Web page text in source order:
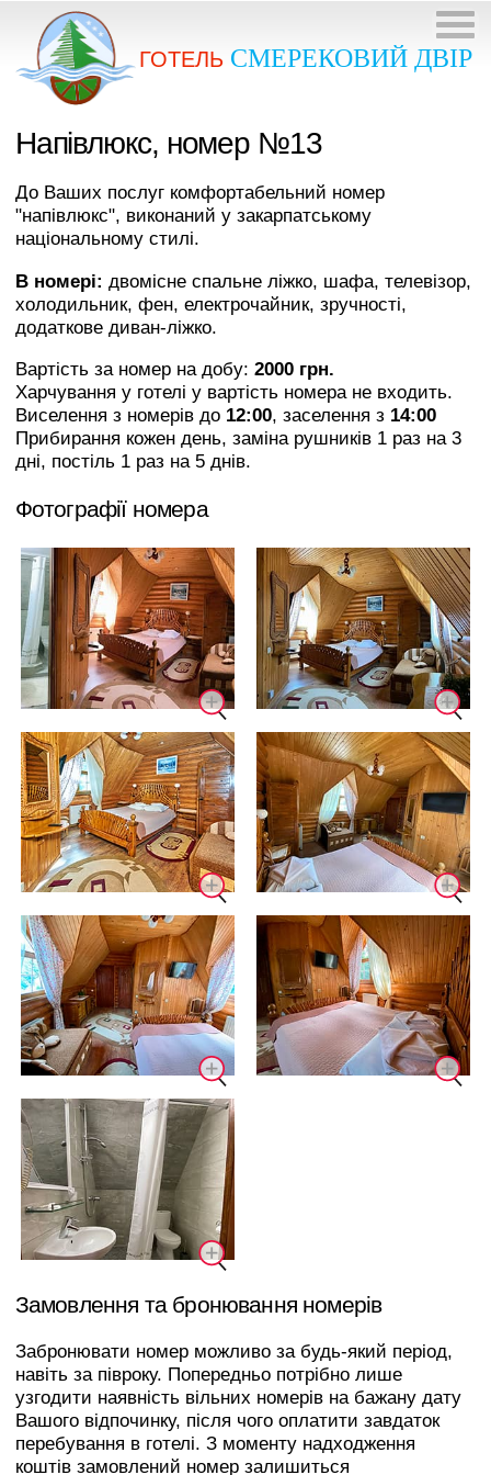
ГОТЕЛЬ СМЕРЕКОВИЙ ДВІР
Напівлюкс, номер №13
До Ваших послуг комфортабельний номер
"напівлюкс", виконаний у закарпатському
національному стилі.
В номері: двомісне спальне ліжко, шафа, телевізор,
холодильник, фен, електрочайник, зручності,
додаткове диван-ліжко.
Вартість за номер на добу: 2000 грн.
Харчування у готелі у вартість номера не входить.
Виселення з номерів до 12:00, заселення з 14:00
Прибирання кожен день, заміна рушників 1 раз на 3
дні, постіль 1 раз на 5 днів.
Фотографії номера
Замовлення та бронювання номерів
Забронювати номер можливо за будь-який період,
навіть за півроку. Попередньо потрібно лише
узгодити наявність вільних номерів на бажану дату
Вашого відпочинку, після чого оплатити завдаток
перебування в готелі. З моменту надходження
коштів замовлений номер залишиться